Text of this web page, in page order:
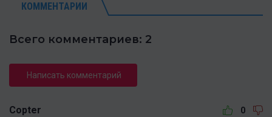
КОММЕНТАРИИ
Всего комментариев: 2
Написать комментарий
Copter 0